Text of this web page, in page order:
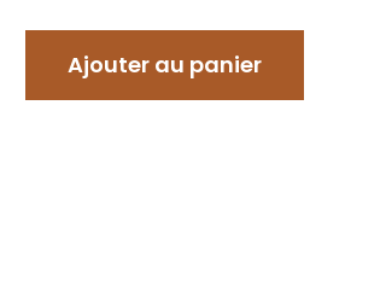
Ajouter au panier